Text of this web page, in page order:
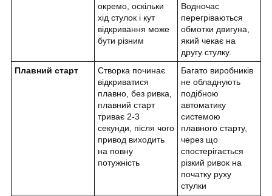
окремо, оскільки
хід стулок і кут
відкривання може
бути різним
Водночас
перегріваються
обмотки двигуна,
який чекає на
другу стулку.
Плавний старт
Створка починає
відкриватися
плавно, без ривка,
плавний старт
триває 2-3
секунди, після чого
привод виходить
на повну
потужність
Багато виробників
не обладнують
подібною
автоматику
системою
плавного старту,
через що
спостерігається
різкий ривок на
початку руху
стулки